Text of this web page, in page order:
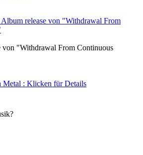
von "Withdrawal From Continuous